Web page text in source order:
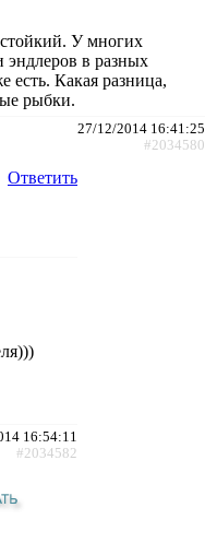
стойкий. У многих
эндлеров в разных
есть. Какая разница,
рыбки.
27/12/2014 16:41:25
#2034580
Ответить
16:54:11
#2034582